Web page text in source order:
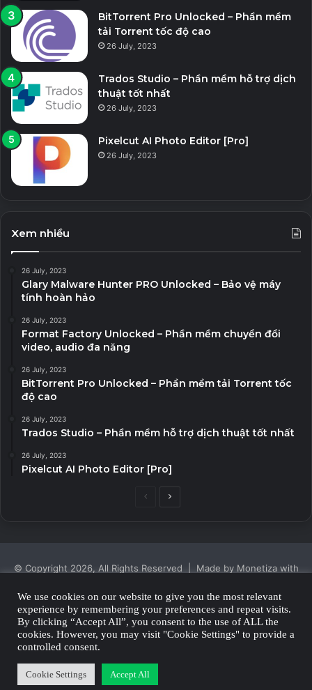
BitTorrent Pro Unlocked – Phần mềm
tải Torrent tốc độ cao
26 July, 2023
Trados Studio – Phần mềm hỗ trợ dịch
thuật tốt nhất
26 July, 2023
Pixelcut AI Photo Editor [Pro]
26 July, 2023
Xem nhiều
26 July, 2023
Glary Malware Hunter PRO Unlocked – Bảo vệ máy
tính hoàn hảo
26 July, 2023
Format Factory Unlocked – Phần mềm chuyển đổi
video, audio đa năng
26 July, 2023
BitTorrent Pro Unlocked – Phần mềm tải Torrent tốc
độ cao
26 July, 2023
Trados Studio – Phần mềm hỗ trợ dịch thuật tốt nhất
26 July, 2023
Pixelcut AI Photo Editor [Pro]
PreviousNext
© Copyright 2026, All Rights Reserved | Made by Monetiza with
Privacy Policy
We use cookies on our website to give you the most relevant
experience by remembering your preferences and repeat visits.
By clicking “Accept All”, you consent to the use of ALL the
cookies. However, you may visit "Cookie Settings" to provide a
controlled consent.
Cookie Settings Accept All